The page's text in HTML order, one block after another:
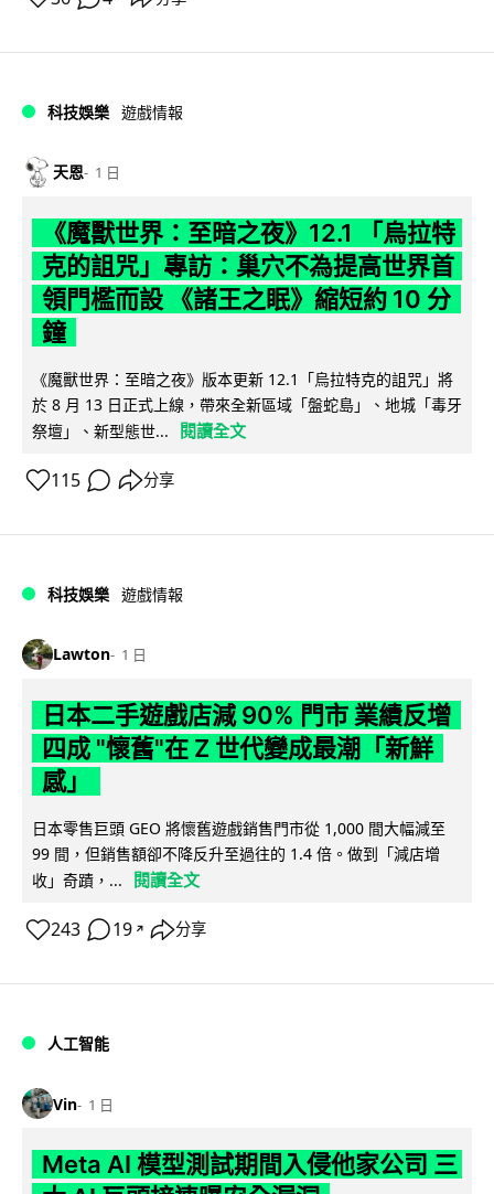
科技娛樂 遊戲情報
天恩 1 日
《魔獸世界：至暗之夜》12.1 「烏拉特
克的詛咒」專訪：巢穴不為提高世界首
領門檻而設 《諸王之眠》縮短約 10 分
鐘
《魔獸世界：至暗之夜》版本更新 12.1「烏拉特克的詛咒」將
於 8 月 13 日正式上線，帶來全新區域「盤蛇島」、地城「毒牙
祭壇」、新型態世...
閱讀全文
115 分享
科技娛樂 遊戲情報
Lawton 1 日
日本二手遊戲店減 90% 門市 業績反增
四成 "懷舊"在 Z 世代變成最潮「新鮮
感」
日本零售巨頭 GEO 將懷舊遊戲銷售門市從 1,000 間大幅減至
99 間，但銷售額卻不降反升至過往的 1.4 倍。做到「減店增
收」奇蹟，...
閱讀全文
243 19 ↗ 分享
人工智能
Vin 1 日
Meta AI 模型測試期間入侵他家公司 三